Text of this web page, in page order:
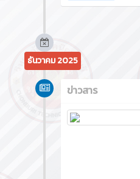
ธันวาคม 2025
ข่าวสาร